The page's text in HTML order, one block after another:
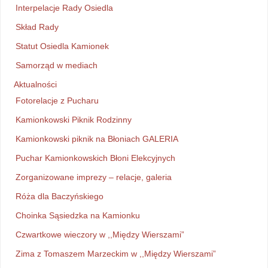
Interpelacje Rady Osiedla
Skład Rady
Statut Osiedla Kamionek
Samorząd w mediach
Aktualności
Fotorelacje z Pucharu
Kamionkowski Piknik Rodzinny
Kamionkowski piknik na Błoniach GALERIA
Puchar Kamionkowskich Błoni Elekcyjnych
Zorganizowane imprezy – relacje, galeria
Róża dla Baczyńskiego
Choinka Sąsiedzka na Kamionku
Czwartkowe wieczory w ,,Między Wierszami”
Zima z Tomaszem Marzeckim w ,,Między Wierszami”